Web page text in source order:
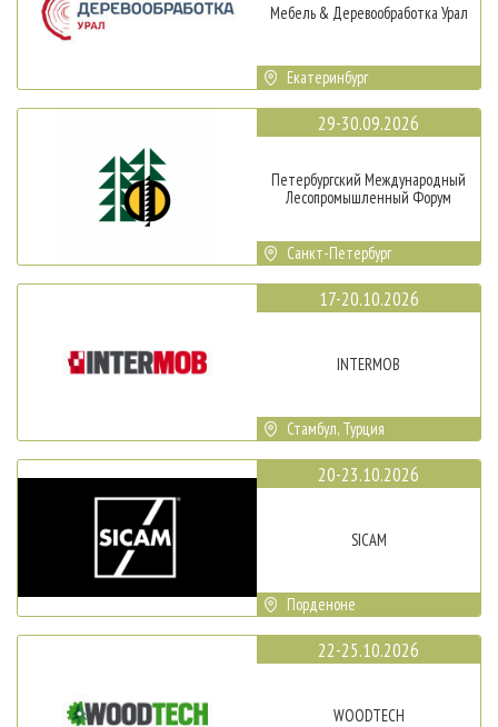
Мебель & Деревообработка Урал
Екатеринбург
29-30.09.2026
Петербургский Международный
Лесопромышленный Форум
Санкт-Петербург
17-20.10.2026
INTERMOB
Стамбул, Турция
20-23.10.2026
SICAM
Порденоне
22-25.10.2026
WOODTECH